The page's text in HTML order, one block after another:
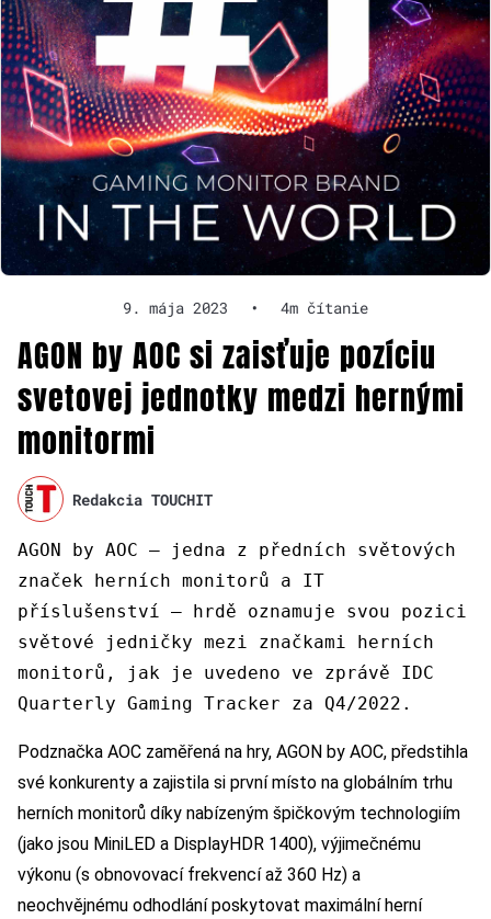
9. mája 2023 • 4m čítanie
AGON by AOC si zaisťuje pozíciu
svetovej jednotky medzi hernými
monitormi
Redakcia TOUCHIT
AGON by AOC – jedna z předních světových
značek herních monitorů a IT
příslušenství – hrdě oznamuje svou pozici
světové jedničky mezi značkami herních
monitorů, jak je uvedeno ve zprávě IDC
Quarterly Gaming Tracker za Q4/2022.
Podznačka AOC zaměřená na hry, AGON by AOC, předstihla
své konkurenty a zajistila si první místo na globálním trhu
herních monitorů díky nabízeným špičkovým technologiím
(jako jsou MiniLED a DisplayHDR 1400), výjimečnému
výkonu (s obnovovací frekvencí až 360 Hz) a
neochvějnému odhodlání poskytovat maximální herní